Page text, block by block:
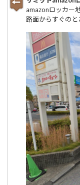
amazonロッカー
路面からすぐのと